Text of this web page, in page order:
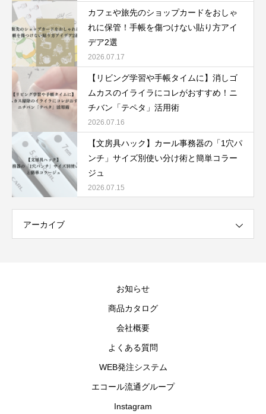
カフェや旅先のショップカードをおしゃ
れに保管！手帳を傷つけない貼り方アイ
デア2選
2026.07.17
【リビング学習や手帳タイムに】消しゴ
ムカスのイライラにコレがおすすめ！ニ
チバン「テペタ」活用術
2026.07.16
【文房具ハック】カール事務器の「1穴パ
ンチ」サイズ別使い分け術と簡単コラー
ジュ
2026.07.15
アーカイブ
お知らせ
商品カタログ
会社概要
よくある質問
WEB発注システム
エコール流通グループ
Instagram